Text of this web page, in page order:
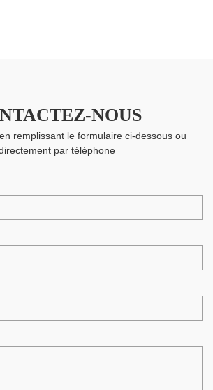
NOUS
remplissant le formulaire ci-dessous ou
par téléphone